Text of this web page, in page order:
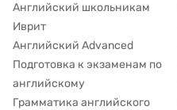
Английский школьникам
Иврит
Английский Advanced
Подготовка к экзаменам по
английскому
Грамматика английского